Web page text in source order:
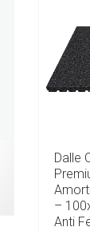
Dalle
–
Anti